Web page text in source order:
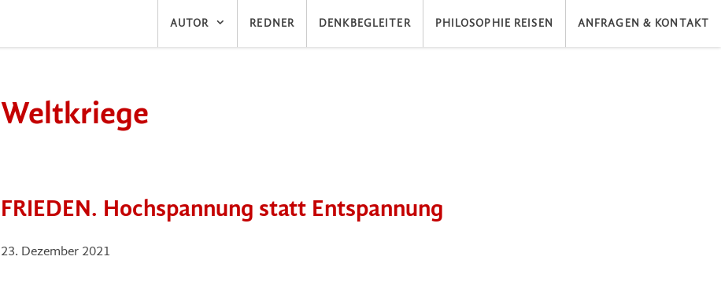
AUTOR REDNER DENKBEGLEITER PHILOSOPHIE REISEN ANFRAGEN & KONTAKT
Weltkriege
FRIEDEN. Hochspannung statt Entspannung
23. Dezember 2021